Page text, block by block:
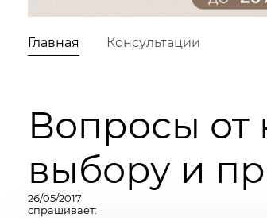
Главная Консультации
Вопросы от
выбору и
26/05/2017
спрашивает: